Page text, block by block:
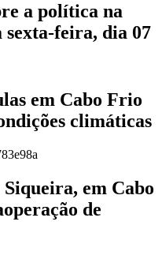
a política na
sexta-feira, dia 07
em Cabo Frio
climáticas
em Cabo
de